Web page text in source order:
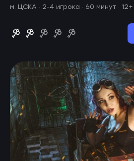
м. ЦСКА · 2-4 игрока · 60 минут · 12+